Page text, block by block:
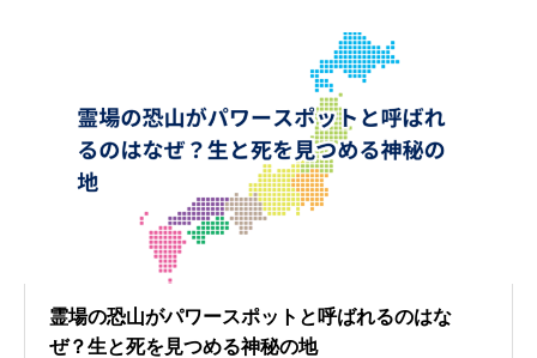
霊場の恐山がパワースポットと呼ばれるのはな
ぜ？生と死を見つめる神秘の地